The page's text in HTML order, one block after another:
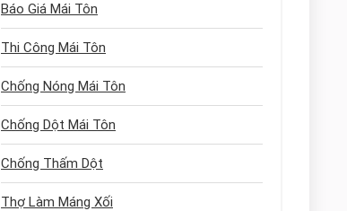
Báo Giá Mái Tôn
Thi Công Mái Tôn
Chống Nóng Mái Tôn
Chống Dột Mái Tôn
Chống Thấm Dột
Thợ Làm Máng Xối